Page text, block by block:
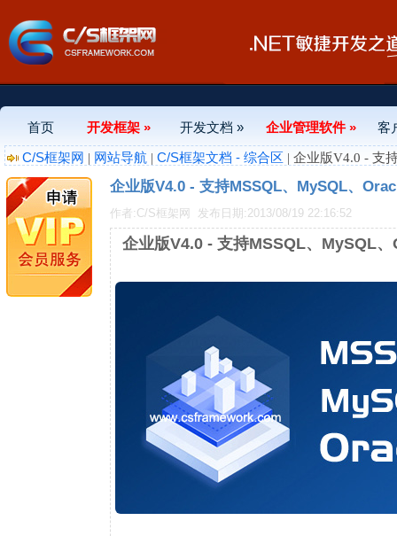
首页 开发框架 » 开发文档 » 企业管理软件 »
客
C/S框架网 | 网站导航 | C/S框架文档 - 综合区 | 企业版V4.0 - 支
企业版V4.0 - 支持MSSQL、MySQL、
作者:C/S框架网 发布日期:2013/08/19 22:16:52
企业版V4.0 - 支持MSSQL、MySQL